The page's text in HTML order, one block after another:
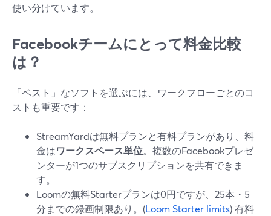
使い分けています。
Facebookチームにとって料金比較
は？
「ベスト」なソフトを選ぶには、ワークフローごとのコ
ストも重要です：
StreamYardは無料プランと有料プランがあり、料
金はワークスペース単位。複数のFacebookプレゼ
ンターが1つのサブスクリプションを共有できま
す。
Loomの無料Starterプランは0円ですが、25本・5
分までの録画制限あり。(Loom Starter limits) 有料